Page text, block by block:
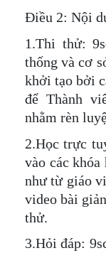
Điều 2: Nội
1.Thi thử:
thống và cơ
khởi tạo bởi
để Thành
nhằm rèn
2.Học trực
vào các khóa
như từ giáo
video bài
thử.
3.Hỏi đáp: